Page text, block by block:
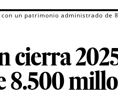
un patrimonio administrado de
cierra